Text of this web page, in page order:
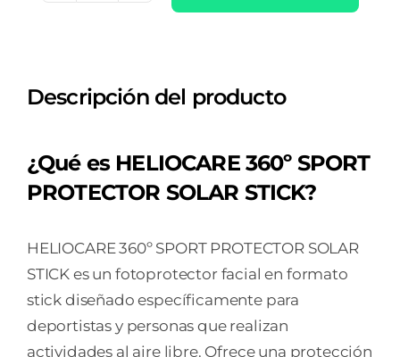
SOLAR
50+
1
25
G
cantidad
Descripción del producto
¿Qué es HELIOCARE 360º SPORT
PROTECTOR SOLAR STICK?
HELIOCARE 360º SPORT PROTECTOR SOLAR
STICK es un fotoprotector facial en formato
stick diseñado específicamente para
deportistas y personas que realizan
actividades al aire libre. Ofrece una protección